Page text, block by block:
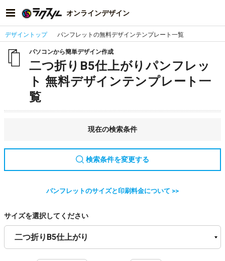
オンラインデザイン
デザイントップ パンフレットの無料デザインテンプレート一覧
パソコンから簡単デザイン作成
二つ折りB5仕上がりパンフレッ
ト 無料デザインテンプレート一
覧
現在の検索条件
検索条件を変更する
パンフレットのサイズと印刷料金について >>
サイズを選択してください